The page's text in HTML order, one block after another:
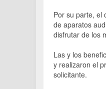
Por su parte, el
de aparatos
disfrutar de los
Las y los
y realizaron el
solicitante.